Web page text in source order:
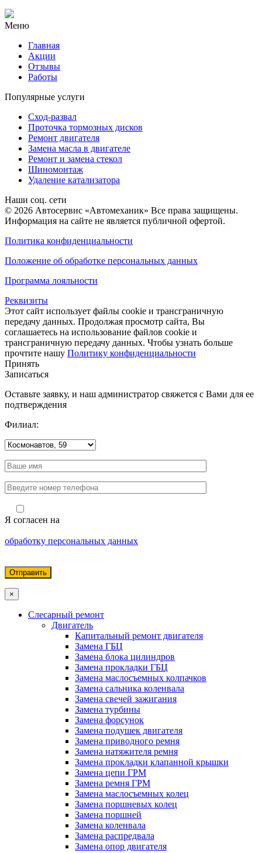
Меню
Главная
Акции
Отзывы
Работы
Популярные услуги
Сход-развал
Проточка тормозных дисков
Ремонт двигателя
Замена масла в двигателе
Ремонт и замена стекол
Шиномонтаж
Удаление катализатора
Наши соц. сети
© 2026 Автосервис «Автомеханик» Все права защищены.
Информация на сайте не является публичной офертой.
Политика конфиденциальности
Положение об обработке персональных данных
Программа лояльности
Реквизиты
Этот сайт использует файлы cookie и трансграничную
передачу данных. Продолжая просмотр сайта, Вы
соглашаетесь на использование файлов cookie и
трансграничную передачу данных. Чтобы узнать больше
прочтите нашу Политику конфиденциальности
Принять
Записаться
Оставьте заявку, и наш администратор свяжется с Вами для ее
подтверждения
Филиал:
Я согласен на
обработку персональных данных
×
Слесарный ремонт
Двигатель
Капитальный ремонт двигателя
Замена ГБЦ
Замена блока цилиндров
Замена прокладки ГБЦ
Замена маслосъемных колпачков
Замена сальника коленвала
Замена свечей зажигания
Замена турбины
Замена форсунок
Замена подушек двигателя
Замена приводного ремня
Замена натяжителя ремня
Замена прокладки клапанной крышки
Замена цепи ГРМ
Замена ремня ГРМ
Замена маслосъемных колец
Замена поршневых колец
Замена поршней
Замена коленвала
Замена распредвала
Замена опор двигателя